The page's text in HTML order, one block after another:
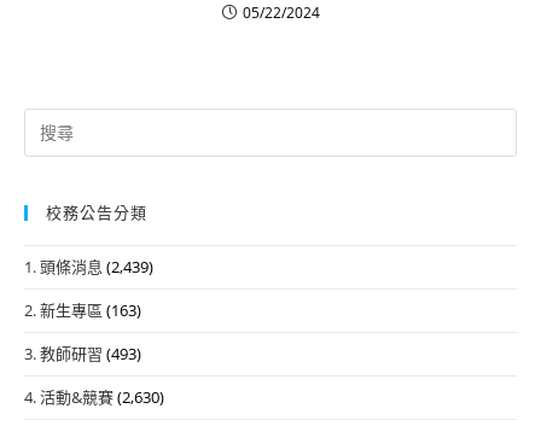
05/22/2024
Search
for:
校務公告分類
1. 頭條消息 (2,439)
2. 新生專區 (163)
3. 教師研習 (493)
4. 活動&競賽(2,630)